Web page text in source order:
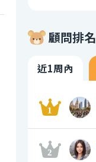
顧問排名
近1周內